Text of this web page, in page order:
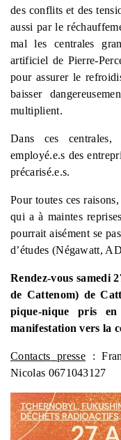
des conflits et des
aussi par le
mal les centrales
artificiel de Pierre-
pour assurer le
baisser
multiplient.
Dans ces
employé.e.s des
précarisé.e.s.
Pour toutes ces
qui a à maintes
pourrait aisément se
d’études (Négawatt,
Rendez-vous samedi
de Cattenom) de
pique-nique pris
manifestation vers la
Contacts presse :
Nicolas 0671043127